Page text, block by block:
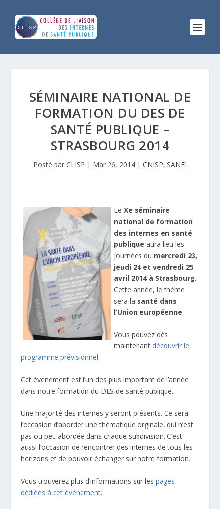
SÉMINAIRE NATIONAL DE
FORMATION DU DES DE
SANTÉ PUBLIQUE –
STRASBOURG 2014
Posté par CLISP | Mar 26, 2014 | CNISP, SANFI
LeXe séminaire
national de formation
des internes en santé
publique aura lieu les
journées du mercredi 23,
jeudi 24 et vendredi 25
avril 2014 à Strasbourg.
Cette année, le thème
sera la santé dans
l’Union européenne.
Vous pouvez dès
maintenant découvrir le
programme prévisionnel.
Cet évenement est l’un des plus important de l’année
dans notre formation du DES de santé publique.
Une majorité des internes y seront présents. Ce sera
l’occasion d’aborder une thématique orginale, qui n’est
pas ou peu abordée dans chaque subdivision. C’est
aussi l’occasion de rencontrer des internes de tous les
horizons et de pouvoir échanger sur notre formation.
Vous trouverez plus d’informations sur lespages
dédiées à cet évènement.